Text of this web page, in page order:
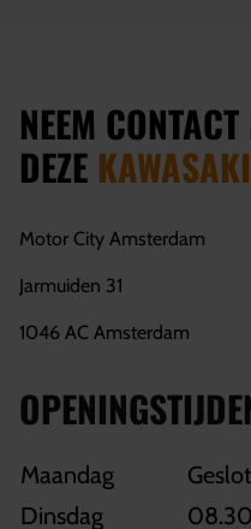
NEEM
DEZE
Motor City Amsterdam
Jarmuiden 31
1046 AC Amsterdam
Maandag
Dinsdag